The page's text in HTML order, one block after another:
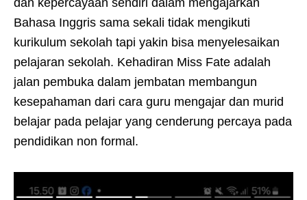
Bahasa Inggris sama sekali tidak mengikuti
kurikulum sekolah tapi yakin bisa menyelesaikan
pelajaran sekolah. Kehadiran Miss Fate adalah
jalan pembuka dalam jembatan membangun
kesepahaman dari cara guru mengajar dan murid
belajar pada pelajar yang cenderung percaya pada
pendidikan non formal.